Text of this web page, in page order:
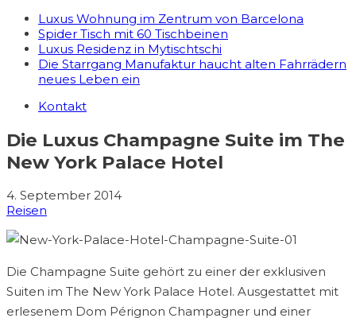
Luxus Wohnung im Zentrum von Barcelona
Spider Tisch mit 60 Tischbeinen
Luxus Residenz in Mytischtschi
Die Starrgang Manufaktur haucht alten Fahrrädern
neues Leben ein
Kontakt
Die Luxus Champagne Suite im The
New York Palace Hotel
4. September 2014
Reisen
Die Champagne Suite gehört zu einer der exklusiven
Suiten im The New York Palace Hotel. Ausgestattet mit
erlesenem Dom Pérignon Champagner und einer